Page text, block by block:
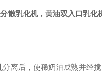
散乳化机，黄油双入口乳化
离后，使稀奶油成熟并经